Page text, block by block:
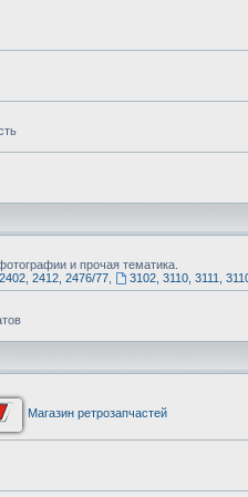
и прочая тематика.
2402, 2412, 2476/77, 3102, 3110, 3111,
Магазин ретрозапчастей